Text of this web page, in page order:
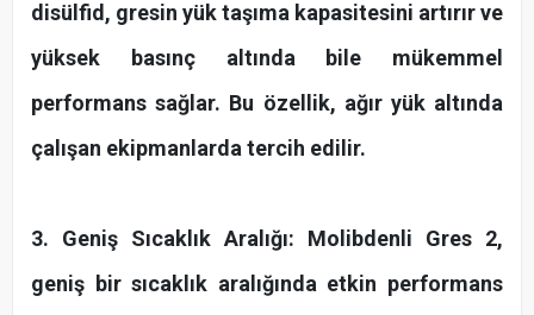
disülfid, gresin yük taşıma kapasitesini artırır ve
yüksek basınç altında bile mükemmel
performans sağlar. Bu özellik, ağır yük altında
çalışan ekipmanlarda tercih edilir.
3. Geniş Sıcaklık Aralığı: Molibdenli Gres 2,
geniş bir sıcaklık aralığında etkin performans